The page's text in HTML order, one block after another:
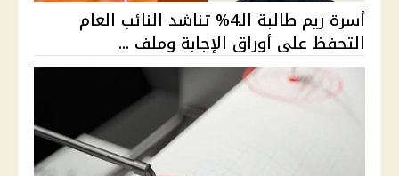
أسرة ريم طالبة الـ4% تناشد النائب العام
التحفظ على أوراق الإجابة وملف ...